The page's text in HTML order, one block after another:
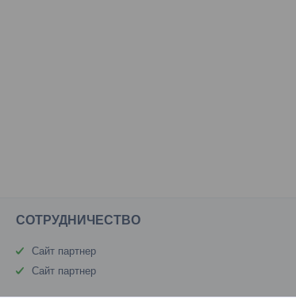
CОТРУДНИЧЕСТВО
Сайт партнер
Сайт партнер